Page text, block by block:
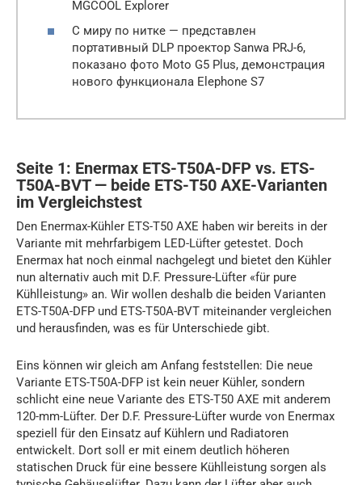
MGCOOL Explorer
С миру по нитке — представлен
портативный DLP проектор Sanwa PRJ-6,
показано фото Moto G5 Plus, демонстрация
нового функционала Elephone S7
Seite 1: Enermax ETS-T50A-DFP vs. ETS-
T50A-BVT — beide ETS-T50 AXE-Varianten
im Vergleichstest
Den Enermax-Kühler ETS-T50 AXE haben wir bereits in der
Variante mit mehrfarbigem LED-Lüfter getestet. Doch
Enermax hat noch einmal nachgelegt und bietet den Kühler
nun alternativ auch mit D.F. Pressure-Lüfter «für pure
Kühlleistung» an. Wir wollen deshalb die beiden Varianten
ETS-T50A-DFP und ETS-T50A-BVT miteinander vergleichen
und herausfinden, was es für Unterschiede gibt.
Eins können wir gleich am Anfang feststellen: Die neue
Variante ETS-T50A-DFP ist kein neuer Kühler, sondern
schlicht eine neue Variante des ETS-T50 AXE mit anderem
120-mm-Lüfter. Der D.F. Pressure-Lüfter wurde von Enermax
speziell für den Einsatz auf Kühlern und Radiatoren
entwickelt. Dort soll er mit einem deutlich höheren
statischen Druck für eine bessere Kühlleistung sorgen als